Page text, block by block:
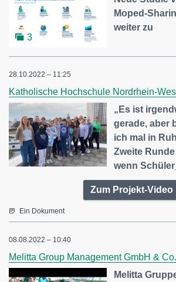
3
Moped-
weiter zu
28.10.2022 – 11:25
Katholische Hochschule Nordrhein-
„Es ist
gerade, aber
ich mal in
Zweite
wenn
Zum Projekt-Video
Ein Dokument
08.08.2022 – 10:40
Melitta Group Management GmbH &
Melitta